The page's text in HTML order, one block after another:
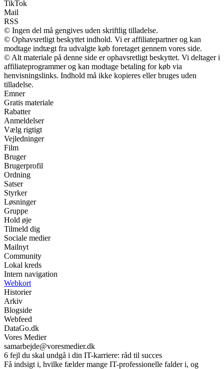
TikTok
Mail
RSS
© Ingen del må gengives uden skriftlig tilladelse.
© Ophavsretligt beskyttet indhold. Vi er affiliatepartner og kan
modtage indtægt fra udvalgte køb foretaget gennem vores side.
© Alt materiale på denne side er ophavsretligt beskyttet. Vi deltager i
affiliateprogrammer og kan modtage betaling for køb via
henvisningslinks. Indhold må ikke kopieres eller bruges uden
tilladelse.
Emner
Gratis materiale
Rabatter
Anmeldelser
Vælg rigtigt
Vejledninger
Film
Bruger
Brugerprofil
Ordning
Satser
Styrker
Løsninger
Gruppe
Hold øje
Tilmeld dig
Sociale medier
Mailnyt
Community
Lokal kreds
Intern navigation
Webkort
Historier
Arkiv
Blogside
Webfeed
DataGo.dk
Vores Medier
samarbejde@voresmedier.dk
6 fejl du skal undgå i din IT-karriere: råd til succes
Få indsigt i, hvilke fælder mange IT-professionelle falder i, og